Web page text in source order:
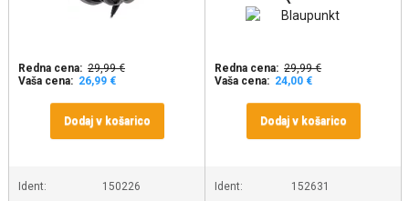
Redna cena: 29,99 €
Vaša cena: 26,99 €
Dodaj v košarico
Ident:
150226
Redna cena: 29,99 €
Vaša cena: 24,00 €
Dodaj v košarico
Ident:
152631